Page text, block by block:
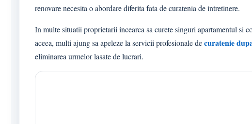
renovare necesita o abordare diferita fata de curatenia de intretinere.
In multe situatii proprietarii incearca sa curete singuri apartamentul si
aceea, multi ajung sa apeleze la servicii profesionale decuratenie
eliminarea urmelor lasate de lucrari.